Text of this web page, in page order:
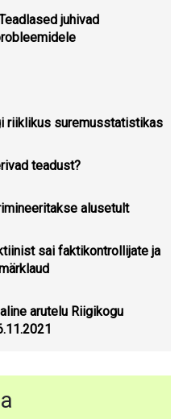
juhivad
riiklikus suremusstatistikas
teadust?
alusetult
sai faktikontrollijate ja
arutelu Riigikogu